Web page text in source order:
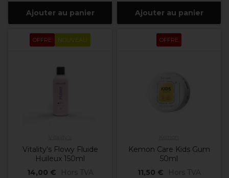
Ajouter au panier Ajouter au panier
OFFRE NOUVEAU
Vitality's Flowy Fluide
Huileux 150ml
14,00 €
Hors TVA
OFFRE
Kemon Care Kids Gum
50ml
11,50 €
Hors TVA